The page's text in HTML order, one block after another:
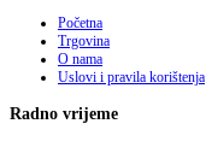
Početna
Trgovina
O nama
Uslovi i pravila korištenja
Radno vrijeme